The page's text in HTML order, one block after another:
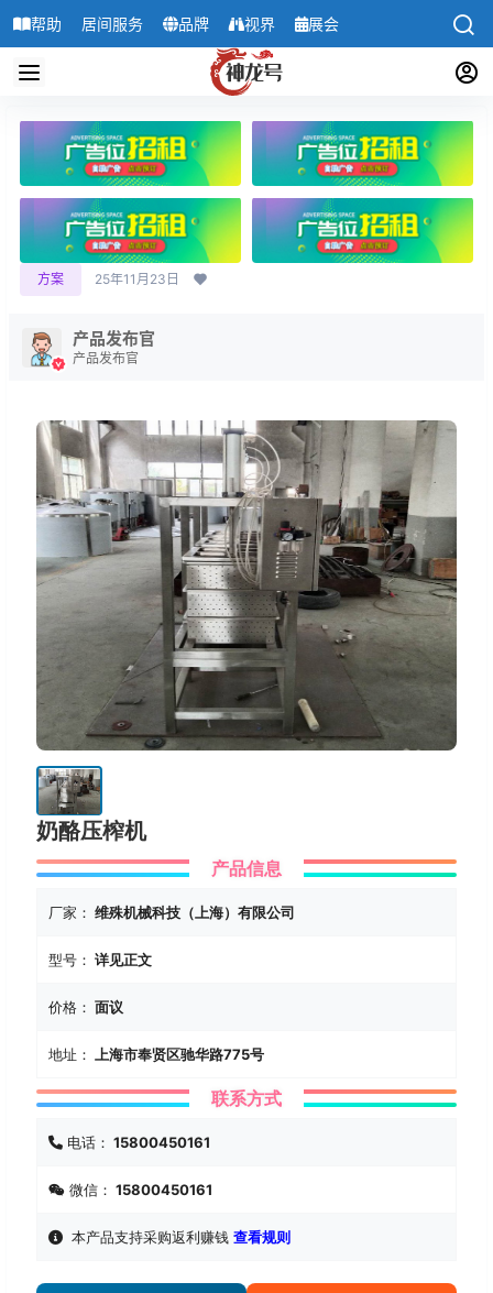
帮助 居间服务 品牌 视界 展会
方案 25年11月23日
产品发布官
产品发布官
奶酪压榨机
产品信息
厂家： 维殊机械科技（上海）有限公司
型号： 详见正文
价格： 面议
地址： 上海市奉贤区驰华路775号
联系方式
电话： 15800450161
微信： 15800450161
本产品支持采购返利赚钱 查看规则